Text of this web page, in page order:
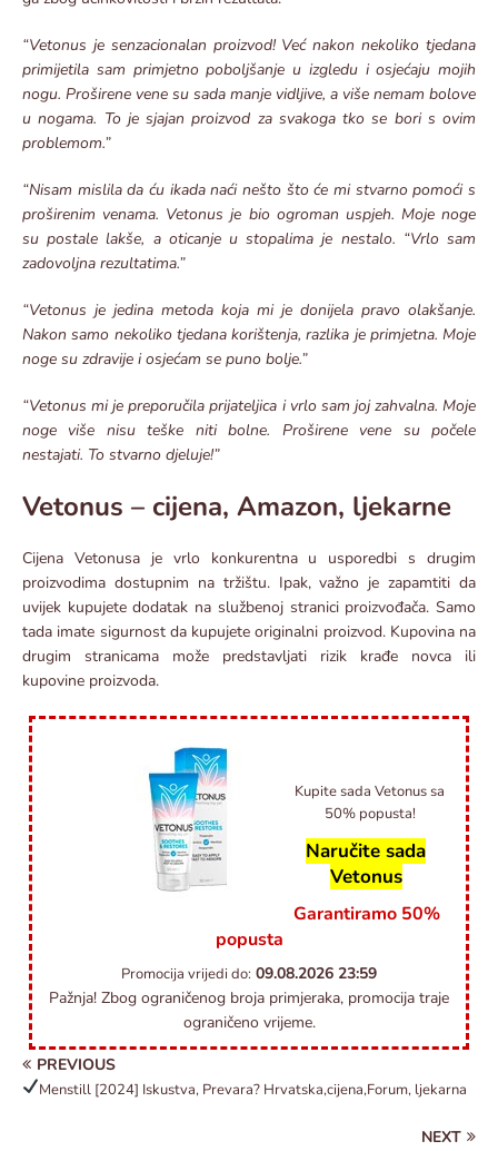
“Vetonus je senzacionalan proizvod! Već nakon nekoliko tjedana
primijetila sam primjetno poboljšanje u izgledu i osjećaju mojih
nogu. Proširene vene su sada manje vidljive, a više nemam bolove
u nogama. To je sjajan proizvod za svakoga tko se bori s ovim
problemom.”
“Nisam mislila da ću ikada naći nešto što će mi stvarno pomoći s
proširenim venama. Vetonus je bio ogroman uspjeh. Moje noge
su postale lakše, a oticanje u stopalima je nestalo. “Vrlo sam
zadovoljna rezultatima.”
“Vetonus je jedina metoda koja mi je donijela pravo olakšanje.
Nakon samo nekoliko tjedana korištenja, razlika je primjetna. Moje
noge su zdravije i osjećam se puno bolje.”
“Vetonus mi je preporučila prijateljica i vrlo sam joj zahvalna. Moje
noge više nisu teške niti bolne. Proširene vene su počele
nestajati. To stvarno djeluje!”
Vetonus – cijena, Amazon, ljekarne
Cijena Vetonusa je vrlo konkurentna u usporedbi s drugim
proizvodima dostupnim na tržištu. Ipak, važno je zapamtiti da
uvijek kupujete dodatak na službenoj stranici proizvođača. Samo
tada imate sigurnost da kupujete originalni proizvod. Kupovina na
drugim stranicama može predstavljati rizik krađe novca ili
kupovine proizvoda.
Kupite sada Vetonus sa
50% popusta!
Naručite sada
Vetonus
Garantiramo 50%
popusta
Promocija vrijedi do: 09.08.2026 23:59
Pažnja! Zbog ograničenog broja primjeraka, promocija traje
ograničeno vrijeme.
PREVIOUS
Menstill [2024] Iskustva, Prevara? Hrvatska,cijena,Forum, ljekarna
NEXT